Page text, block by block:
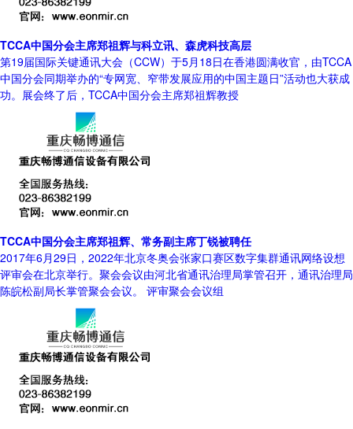
TCCA中国分会主席郑祖辉与科立讯、森虎科技高层
第19届国际关键通讯大会（CCW）于5月18日在香港圆满收官，由TCCA
中国分会同期举办的“专网宽、窄带发展应用的中国主题日”活动也大获成
功。展会终了后，TCCA中国分会主席郑祖辉教授
TCCA中国分会主席郑祖辉、常务副主席丁锐被聘任
2017年6月29日，2022年北京冬奥会张家口赛区数字集群通讯网络设想
评审会在北京举行。聚会会议由河北省通讯治理局掌管召开，通讯治理局
陈皖松副局长掌管聚会会议。 评审聚会会议组